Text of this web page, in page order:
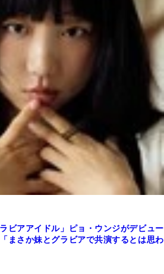
ビアアイドル」ピョ・ウンジがデビュー
まさか妹とグラビアで共演するとは思わ